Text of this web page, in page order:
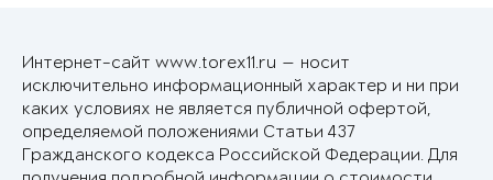
Интернет-сайт www.torex11.ru — носит
исключительно информационный характер и ни при
каких условиях не является публичной офертой,
определяемой положениями Статьи 437
Гражданского кодекса Российской Федерации. Для